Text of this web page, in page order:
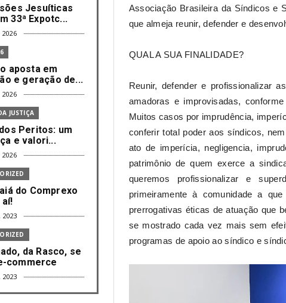
Associação Brasileira da Síndicos e
que almeja reunir, defender e
QUAL A SUA FINALIDADE?
Reunir, defender e profissionalizar
amadoras e improvisadas,
Muitos casos por imprudência,
conferir total poder aos síndicos,
ato de imperícia, negligencia,
patrimônio de quem exerce a
queremos profissionalizar e
primeiramente à comunidade a
prerrogativas éticas de atuação que
se mostrado cada vez mais sem
programas de apoio ao síndico e
Jesuíticas
33ª Expotc...
2026
aposta em
e geração de...
2026
JUSTIÇA
Peritos: um
e valori...
2026
do Comprexo
2023
da Rasco, se
commerce
2023